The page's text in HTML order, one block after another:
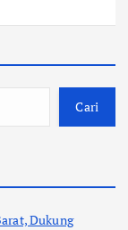
Cari
Dukung